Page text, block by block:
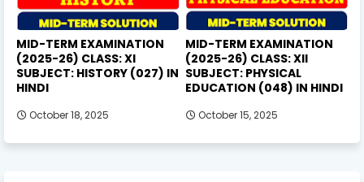
MID-TERM EXAMINATION
(2025-26) CLASS: XI
SUBJECT: HISTORY (027) IN
HINDI
October 18, 2025
MID-TERM EXAMINATION
(2025-26) CLASS: XII
SUBJECT: PHYSICAL
EDUCATION (048) IN HINDI
October 15, 2025